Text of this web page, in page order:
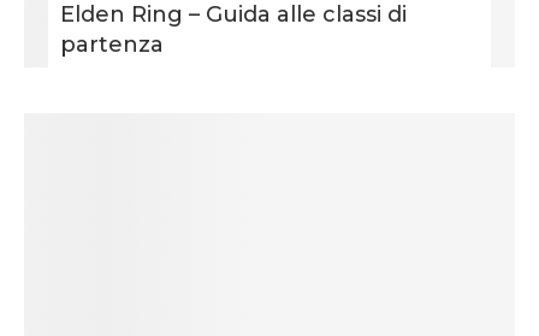
Elden Ring – Guida alle classi di
partenza